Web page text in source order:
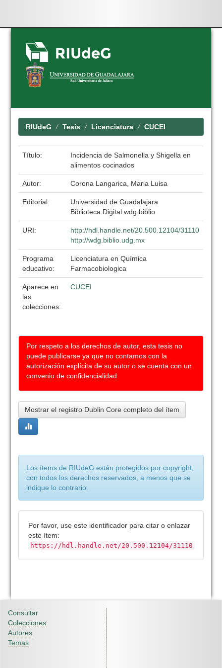
Skip
navigation
RIUdeG Tesis Licenciatura CUCEI
Título:
Incidencia de Salmonella y Shigella en
alimentos cocinados
Autor: Corona Langarica, Maria Luisa
Editorial:
Universidad de Guadalajara
Biblioteca Digital wdg.biblio
URI:
http://hdl.handle.net/20.500.12104/31110
http://wdg.biblio.udg.mx
Programa
educativo:
Licenciatura en Química
Farmacobiologica
Aparece en
las
colecciones:
CUCEI
Por respeto a los derechos de autor, esta tesis no
puede publicarse ya que no contamos con la
autorización explícita de su autor o se cuenta con un
convenio de confidencialidad
Mostrar el registro Dublin Core completo del ítem
Los ítems de RIUdeG están protegidos por copyright,
con todos los derechos reservados, a menos que se
indique lo contrario.
Por favor, use este identificador para citar o enlazar
este ítem:
https://hdl.handle.net/20.500.12104/31110
Consultar
Colecciones
Autores
Temas